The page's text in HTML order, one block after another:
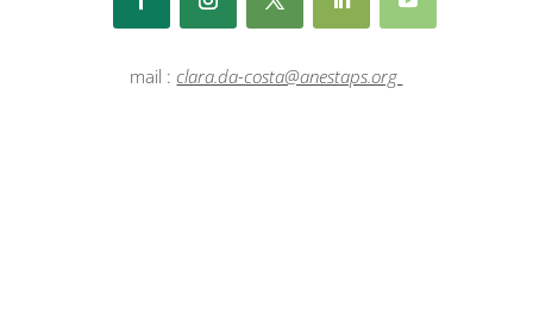
mail :clara.da-costa@anestaps.org